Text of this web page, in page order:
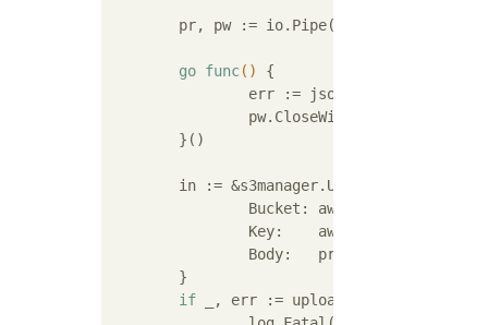
go func()
{
		Bucket: aws.String(
		Key:    aws.String(
if _, err := uploader.Upload(in);